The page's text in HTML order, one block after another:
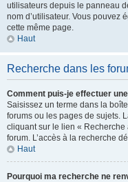
utilisateurs depuis le panneau
nom d’utilisateur. Vous pouvez
cette même page.
Haut
Recherche dans les
Comment puis-je effectuer
Saisissez un terme dans la
forums ou les pages de sujets.
cliquant sur le lien «
forum. L’accès à la recherche
Haut
Pourquoi ma recherche ne